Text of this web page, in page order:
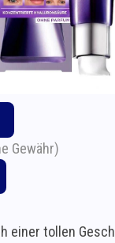
Gewähr)
einer tollen